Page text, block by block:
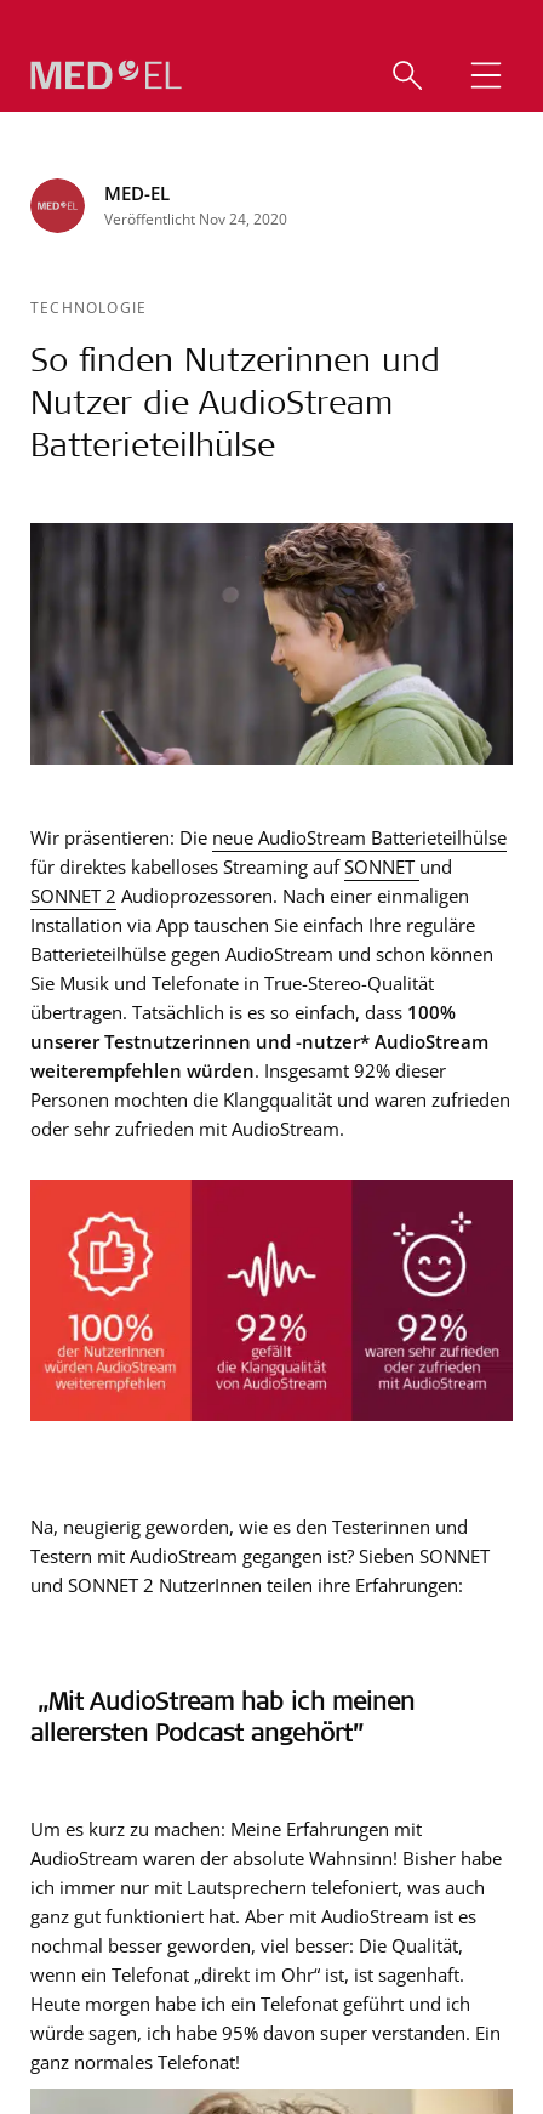
MED-EL
Veröffentlicht Nov 24, 2020
TECHNOLOGIE
So finden Nutzerinnen und
Nutzer die AudioStream
Batterieteilhülse
Wir präsentieren: Die neue AudioStream Batterieteilhülse
für direktes kabelloses Streaming aufSONNET und
SONNET 2 Audioprozessoren. Nach einer einmaligen
Installation via App tauschen Sie einfach Ihre reguläre
Batterieteilhülse gegen AudioStream und schon können
Sie Musik und Telefonate in True-Stereo-Qualität
übertragen. Tatsächlich is es so einfach, dass 100%
unserer Testnutzerinnen und -nutzer* AudioStream
weiterempfehlen würden. Insgesamt 92% dieser
Personen mochten die Klangqualität und waren zufrieden
oder sehr zufrieden mit AudioStream.
Na, neugierig geworden, wie es den Testerinnen und
Testern mit AudioStream gegangen ist? Sieben SONNET
und SONNET 2 NutzerInnen teilen ihre Erfahrungen:
„Mit AudioStream hab ich meinen
allerersten Podcast angehört”
Um es kurz zu machen: Meine Erfahrungen mit
AudioStream waren der absolute Wahnsinn! Bisher habe
ich immer nur mit Lautsprechern telefoniert, was auch
ganz gut funktioniert hat. Aber mit AudioStream ist es
nochmal besser geworden, viel besser: Die Qualität,
wenn ein Telefonat „direkt im Ohr“ ist, ist sagenhaft.
Heute morgen habe ich ein Telefonat geführt und ich
würde sagen, ich habe 95% davon super verstanden. Ein
ganz normales Telefonat!